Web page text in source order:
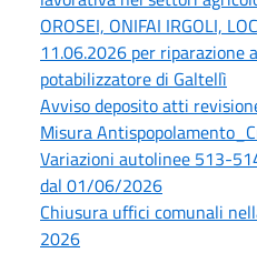
OROSEI, ONIFAI IRGOLI,
11.06.2026 per riparazione
potabilizzatore di Galtellì
Avviso deposito atti
Misura
Variazioni autolinee 513-
dal 01/06/2026
Chiusura uffici comunali
2026